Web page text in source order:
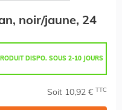
noir/jaune, 24
DISPO. SOUS 2-10 JOURS
Soit 10,92 € TTC